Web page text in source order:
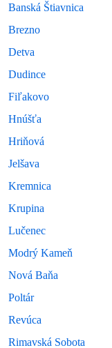
Banská Štiavnica
Brezno
Detva
Dudince
Fiľakovo
Hnúšťa
Hriňová
Jelšava
Kremnica
Krupina
Lučenec
Modrý Kameň
Nová Baňa
Poltár
Revúca
Rimavská Sobota